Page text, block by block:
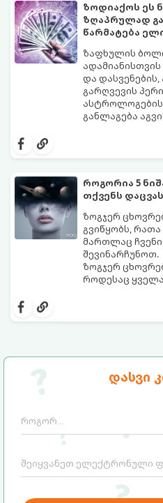
დასვი
ზოდიაქოს ეს
ზღაპრულად
წარმატება
ზაფხულის
და
გარღვევის
განლაგება
ზოდიაქოს 4
შორის, ვისაც
როგორია 5
თქვენს
ზოგჯერ
გვიწყობს,
მართლაც
შევინარჩუნოთ.
ზოგჯერ
როდესაც
იშლება
ასეთ
ეზოთერიკასა
ფენომენი
რეალური,
საფრთხისგან
მომხდარი
სამყაროს